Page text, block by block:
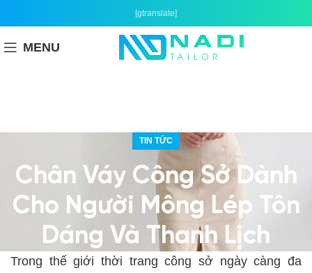
[gtranslate]
MENU
TIN TỨC
Chân Váy Công Sở Dành
Cho Người Mông Lép Tôn
Dáng Và Thanh Lịch
Trong thế giới thời trang công sở ngày càng đa